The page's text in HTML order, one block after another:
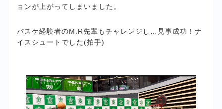
ョンが上がってしまいました。
バスケ経験者のM.R先輩もチャレンジし…見事成功！ナ
イスシュートでした(拍手)